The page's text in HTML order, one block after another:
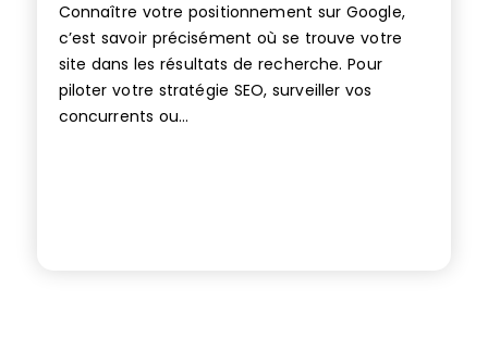
Connaître votre positionnement sur Google,
c’est savoir précisément où se trouve votre
site dans les résultats de recherche. Pour
piloter votre stratégie SEO, surveiller vos
concurrents ou...